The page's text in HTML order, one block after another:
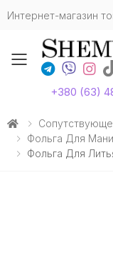
Интернет-магазин
Toggle
+380 (63)
Фольга Для
Фольга Для